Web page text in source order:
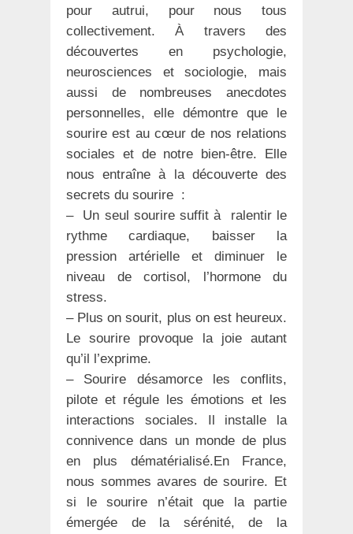
pour autrui, pour nous tous
collectivement. À travers des
découvertes en psychologie,
neurosciences et sociologie, mais
aussi de nombreuses anecdotes
personnelles, elle démontre que le
sourire est au cœur de nos relations
sociales et de notre bien-être. Elle
nous entraîne à la découverte des
secrets du sourire :
– Un seul sourire suffit à ralentir le
rythme cardiaque, baisser la
pression artérielle et diminuer le
niveau de cortisol, l’hormone du
stress.
– Plus on sourit, plus on est heureux.
Le sourire provoque la joie autant
qu’il l’exprime.
– Sourire désamorce les conflits,
pilote et régule les émotions et les
interactions sociales. Il installe la
connivence dans un monde de plus
en plus dématérialisé.En France,
nous sommes avares de sourire. Et
si le sourire n’était que la partie
émergée de la sérénité, de la